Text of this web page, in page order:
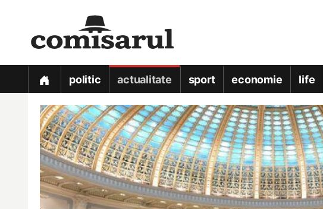
politic actualitate sport economie life